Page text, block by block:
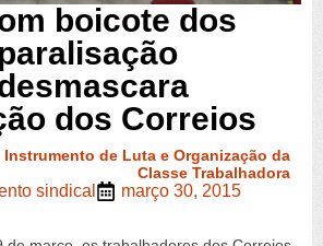
boicote dos
dos Correios
de Luta e Organização da
Classe Trabalhadora
sindical
março 30, 2015